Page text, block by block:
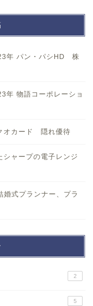
年 パン・パシHD 株
年 物語コーポレーショ
オカード 隠れ優待
シャープの電子レンジ
婚式プランナー、プラ
2
5